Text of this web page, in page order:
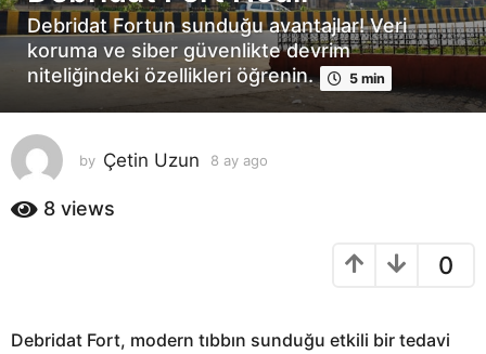
y
a
g
o
8
a
y
g
Debridat Fortun sunduğu avantajlar! Veri
koruma ve siber güvenlikte devrim
niteliğindeki özellikleri öğrenin.
5 min
by Çetin Uzun 8 ay ago
8 views
0
Debridat Fort, modern tıbbın sunduğu etkili bir tedavi